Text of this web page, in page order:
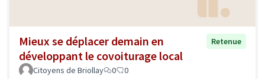
Mieux se déplacer demain en
développant le covoiturage local
Retenue
Citoyens de Briollay 0 0